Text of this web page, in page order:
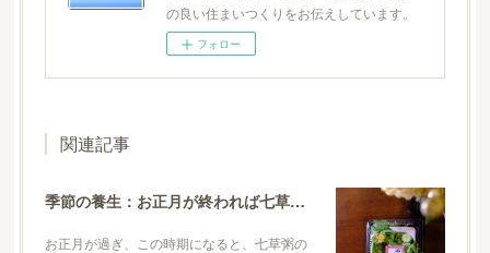
の良い住まいつくりをお伝えしています。
フォロー
関連記事
季節の養生：お正月が終われば七草粥で胃腸を休めて身体を整える
お正月が過ぎ、この時期になると、七草粥の